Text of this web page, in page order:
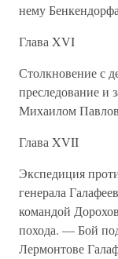
нему Бенкендорфа
Глава XVI
Столкновение с
преследование и
Михаилом
Глава XVII
Экспедиция
генерала
командой
похода. — Бой
Лермонтове